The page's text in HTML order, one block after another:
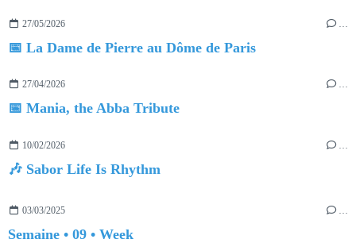
27/05/2026 …
📅 La Dame de Pierre au Dôme de Paris
27/04/2026 …
📅 Mania, the Abba Tribute
10/02/2026
🎶 Sabor Life Is Rhythm
03/03/2025 …
Semaine • 09 • Week